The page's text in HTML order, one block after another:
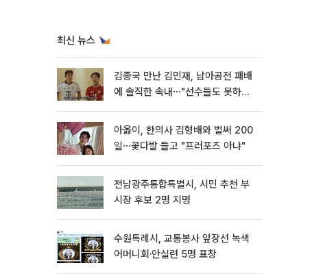
최신 뉴스
김종국 만난 김민재, 남아공전 패배
에 솔직한 속내⋯"선수들도 못하긴
아옳이, 한의사 김형배와 벌써 200
일⋯꽃다발 들고 "프러포즈 아냐"
전남광주통합특별시, 시민 추천 부
시장 후보 2명 지명
수원특례시, 교통봉사 앞장선 녹색
어머니회·안실련 5명 표창